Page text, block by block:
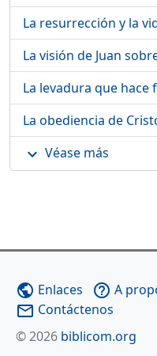
La resurrección y la
La visión de Juan
La levadura que hace
La obediencia de
expand_more Véase más
public Enlaces help_outline A
mail_outline Contáctenos
© 2026 biblicom.org